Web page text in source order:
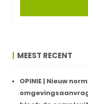
MEEST RECENT
OPINIE | Nieuw